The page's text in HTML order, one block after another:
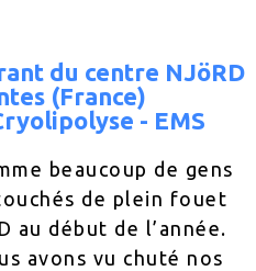
du centre NJöRD
(France)
- EMS
beaucoup de gens
de plein fouet
au début de l’année.
avons vu chuté nos